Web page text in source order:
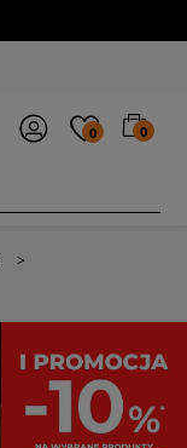
0 0
>